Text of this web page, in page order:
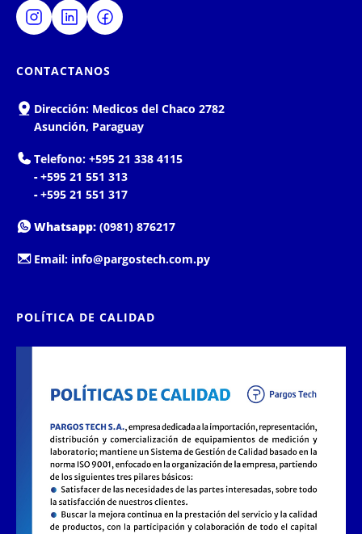
CONTACTANOS
Dirección: Medicos del Chaco 2782
Asunción, Paraguay
Telefono: +595 21 338 4115
-+595 21 551 313
-+595 21 551 317
Whatsapp: (0981) 876217
Email: info@pargostech.com.py
POLÍTICA DE CALIDAD